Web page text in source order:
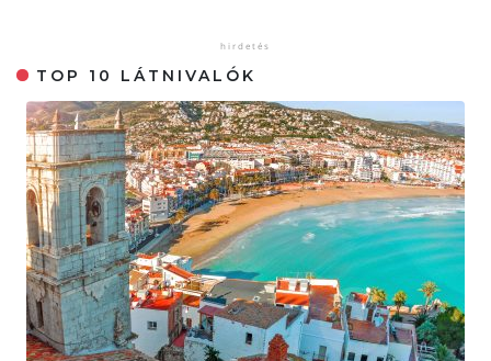
TOP 10 LÁTNIVALÓK